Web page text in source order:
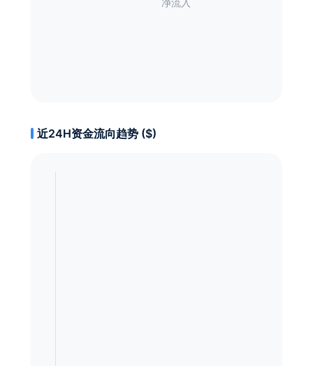
近24H资金流向趋势 ($)